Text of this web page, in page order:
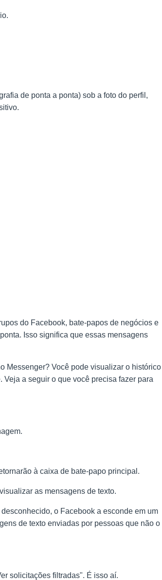
de ponta a ponta) sob a foto do perfil,
do Facebook, bate-papos de negócios e
Isso significa que essas mensagens
Messenger? Você pode visualizar o histórico
a seguir o que você precisa fazer para
à caixa de bate-papo principal.
as mensagens de texto.
o Facebook a esconde em um
de texto enviadas por pessoas que não o
solicitações filtradas". É isso aí.